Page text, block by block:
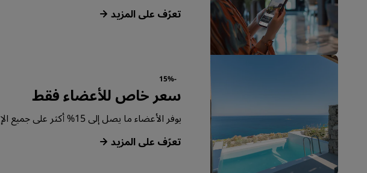
‏‫تعرّف على المزيد‬
-15%
سعر خاص للأعضاء فقط
يوفر الأعضاء ما يصل إلى 15% أكثر على جميع الإقامات في جميع أنحاء العالم.
‏‫تعرّف على المزيد‬